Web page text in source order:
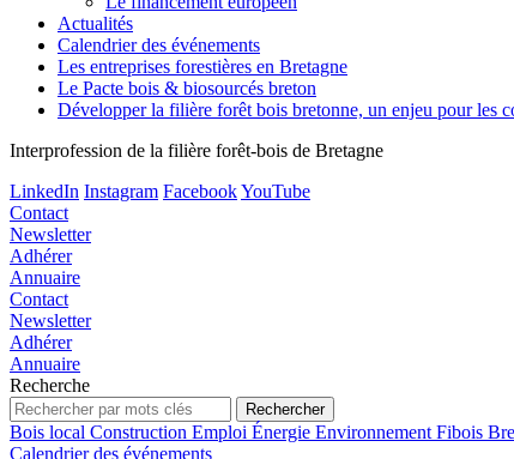
Actualités
Calendrier des événements
Les entreprises forestières en Bretagne
Le Pacte bois & biosourcés breton
Développer la filière forêt bois bretonne, un enjeu pour les
Interprofession de la filière forêt-bois de Bretagne
LinkedIn Instagram FacebookYouTube
Contact
Newsletter
Adhérer
Annuaire
Contact
Newsletter
Adhérer
Annuaire
Recherche
Bois local Construction Emploi Énergie Environnement Fibois
Calendrier des événements